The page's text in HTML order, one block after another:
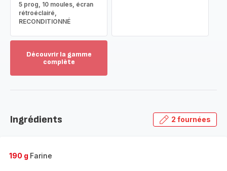
5 prog, 10 moules, écran
rétroéclairé,
RECONDITIONNÉ
Découvrir la gamme
complète
gamme
Ingrédients 2 fournées
190 g Farine